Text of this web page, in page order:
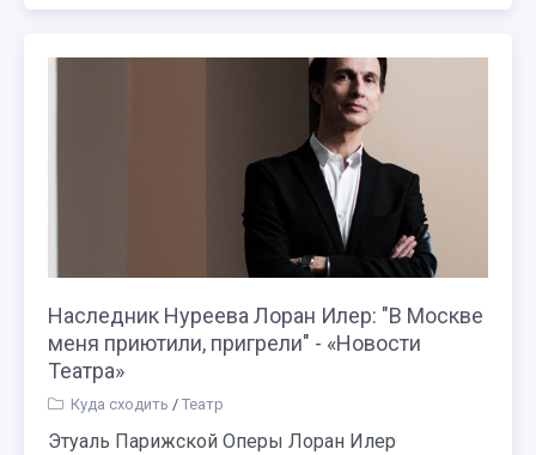
Наследник Нуреева Лоран Илер: "В Москве
меня приютили, пригрели" - «Новости
Театра»
Куда сходить / Театр
Этуаль Парижской Оперы Лоран Илер